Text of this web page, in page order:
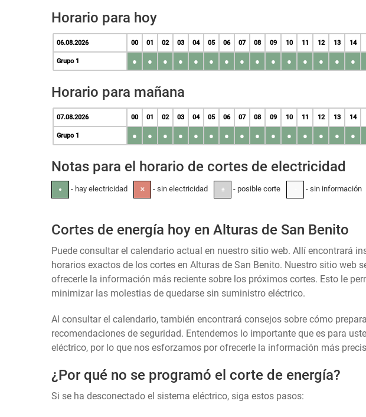
Horario para hoy
06.08.2026 00 01 02 03 04 05 06 07 08 09 10 11 12 13 14
Grupo 1 ● ● ● ● ● ● ● ● ● ● ● ● ● ● ●
Horario para mañana
07.08.2026 00 01 02 03 04 05 06 07 08 09 10 11 12 13 14
Grupo 1 ● ● ● ● ● ● ● ● ● ● ● ● ● ● ●
Notas para el horario de cortes de electricidad
● - hay electricidad ✕ - sin electricidad ± - posible corte - sin información
Cortes de energía hoy en Alturas de San Benito
Puede consultar el calendario actual en nuestro sitio web. Allí encontrará
horarios exactos de los cortes en Alturas de San Benito. Nuestro sitio web
ofrecerle la información más reciente sobre los próximos cortes. Esto le
minimizar las molestias de quedarse sin suministro eléctrico.
Al consultar el calendario, también encontrará consejos sobre cómo
recomendaciones de seguridad. Entendemos lo importante que es para
eléctrico, por lo que nos esforzamos por ofrecerle la información más
¿Por qué no se programó el corte de energía?
Si se ha desconectado el sistema eléctrico, siga estos pasos: